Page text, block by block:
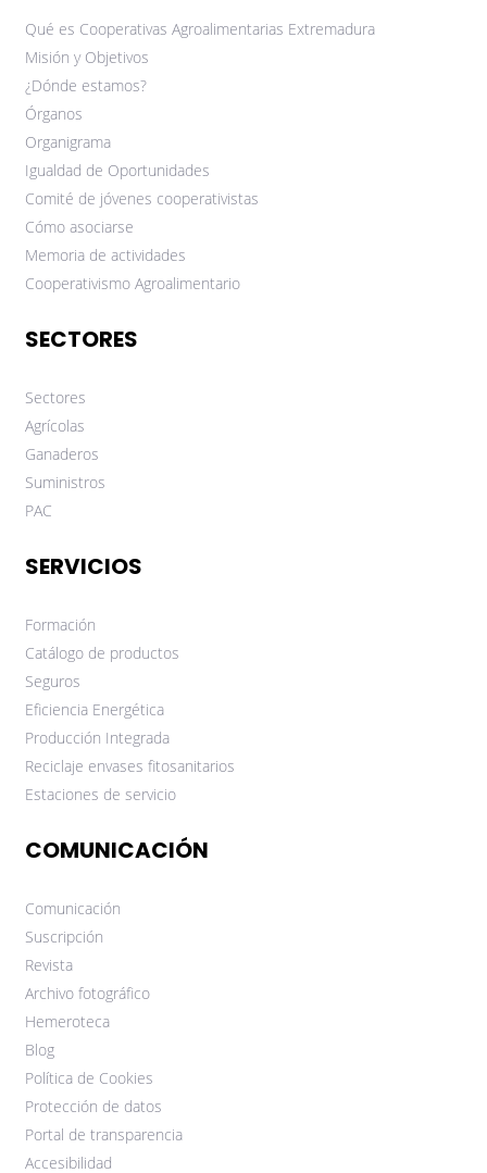
Qué es Cooperativas Agroalimentarias Extremadura
Misión y Objetivos
¿Dónde estamos?
Órganos
Organigrama
Igualdad de Oportunidades
Comité de jóvenes cooperativistas
Cómo asociarse
Memoria de actividades
Cooperativismo Agroalimentario
SECTORES
Sectores
Agrícolas
Ganaderos
Suministros
PAC
SERVICIOS
Formación
Catálogo de productos
Seguros
Eficiencia Energética
Producción Integrada
Reciclaje envases fitosanitarios
Estaciones de servicio
COMUNICACIÓN
Comunicación
Suscripción
Revista
Archivo fotográfico
Hemeroteca
Blog
Política de Cookies
Protección de datos
Portal de transparencia
Accesibilidad